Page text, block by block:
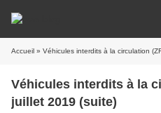
Accueil » Véhicules interdits à la circulation
Véhicules interdits à la
juillet 2019 (suite)